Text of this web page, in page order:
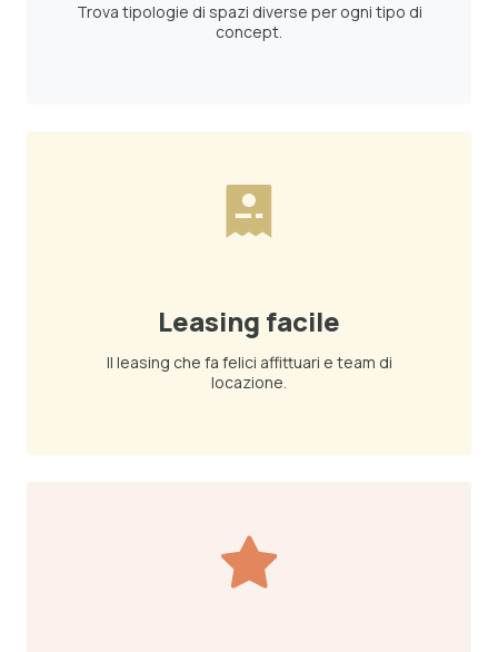
Trova tipologie di spazi diverse per ogni tipo di
concept.
Leasing facile
Il leasing che fa felici affittuari e team di
locazione.